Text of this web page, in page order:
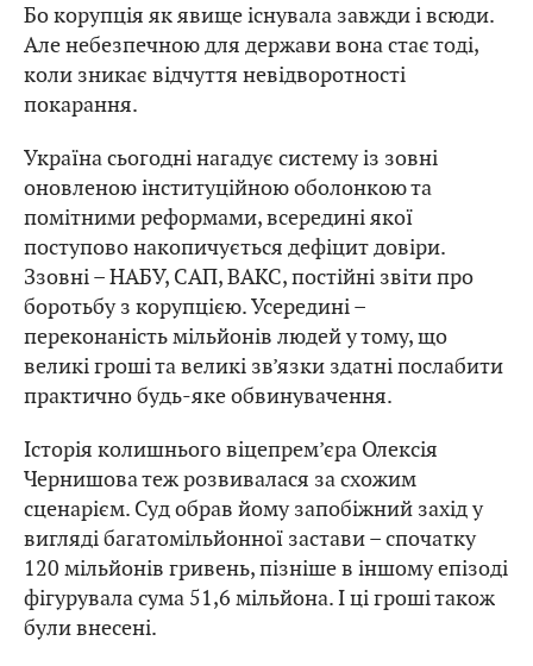
Бо корупція як явище існувала завжди і всюди.
Але небезпечною для держави вона стає тоді,
коли зникає відчуття невідворотності
покарання.
Україна сьогодні нагадує систему із зовні
оновленою інституційною оболонкою та
помітними реформами, всередині якої
поступово накопичується дефіцит довіри.
Ззовні – НАБУ, САП, ВАКС, постійні звіти про
боротьбу з корупцією. Усередині –
переконаність мільйонів людей у тому, що
великі гроші та великі зв’язки здатні послабити
практично будь-яке обвинувачення.
Історія колишнього віцепрем’єра Олексія
Чернишова теж розвивалася за схожим
сценарієм. Суд обрав йому запобіжний захід у
вигляді багатомільйонної застави – спочатку
120 мільйонів гривень, пізніше в іншому епізоді
фігурувала сума 51,6 мільйона. І ці гроші також
були внесені.